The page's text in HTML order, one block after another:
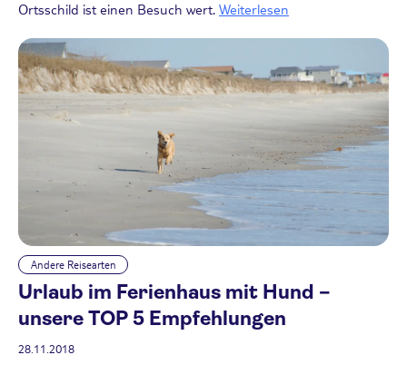
Ortsschild ist einen Besuch wert. Weiterlesen
Andere Reisearten
Urlaub im Ferienhaus mit Hund –
unsere TOP 5 Empfehlungen
28.11.2018